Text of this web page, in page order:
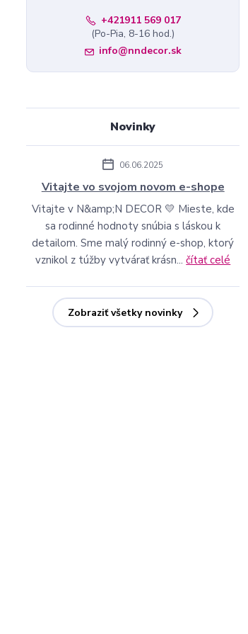
+421911 569 017
(Po-Pia, 8-16 hod.)
info@nndecor.sk
Novinky
06.06.2025
Vitajte vo svojom novom e-shope
Vitajte v N&amp;N DECOR 💛 Mieste, kde
sa rodinné hodnoty snúbia s láskou k
detailom. Sme malý rodinný e-shop, ktorý
vznikol z túžby vytvárať krásn...čítať celé
Zobraziť všetky novinky